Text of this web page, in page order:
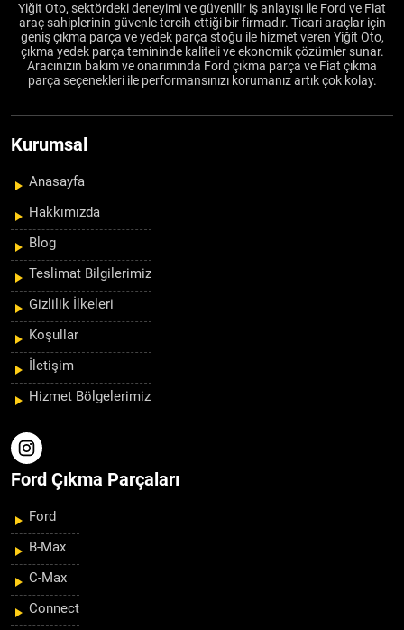
Yiğit Oto, sektördeki deneyimi ve güvenilir iş anlayışı ile Ford ve Fiat
araç sahiplerinin güvenle tercih ettiği bir firmadır. Ticari araçlar için
geniş çıkma parça ve yedek parça stoğu ile hizmet veren Yiğit Oto,
çıkma yedek parça temininde kaliteli ve ekonomik çözümler sunar.
Aracınızın bakım ve onarımında Ford çıkma parça ve Fiat çıkma
parça seçenekleri ile performansınızı korumanız artık çok kolay.
Kurumsal
Anasayfa
Hakkımızda
Blog
Teslimat Bilgilerimiz
Gizlilik İlkeleri
Koşullar
İletişim
Hizmet Bölgelerimiz
Ford Çıkma Parçaları
Ford
B-Max
C-Max
Connect